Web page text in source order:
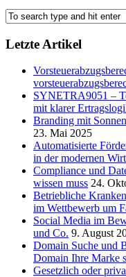
Letzte Artikel
SYNETRA9051 –
mit klarer
Branding mit
23. Mai 2025
Automatisierte
in der modernen
Compliance und
wissen muss 24.
Betriebliche
im Wettbewerb um
Social Media im
und Co. 9. August
Domain Suche und
Domain Ihre Marke
Gesetzlich oder